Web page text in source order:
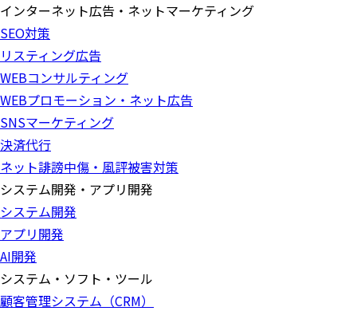
インターネット広告・ネットマーケティング
SEO対策
リスティング広告
WEBコンサルティング
WEBプロモーション・ネット広告
SNSマーケティング
決済代行
ネット誹謗中傷・風評被害対策
システム開発・アプリ開発
システム開発
アプリ開発
AI開発
システム・ソフト・ツール
顧客管理システム（CRM）